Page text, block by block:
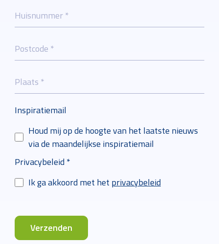
Huisnummer *
Postcode *
Plaats *
Inspiratiemail
Houd mij op de hoogte van het laatste nieuws
via de maandelijkse inspiratiemail
Privacybeleid *
Ik ga akkoord met het privacybeleid
Verzenden